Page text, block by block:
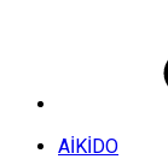
AİKİDO